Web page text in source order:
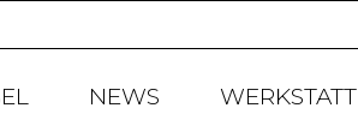
NEWS WERKSTATT
search